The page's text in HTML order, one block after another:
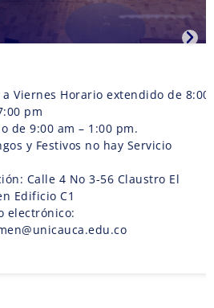
Horario extendido de 8:00
– 1:00 pm.
no hay Servicio
No 3-56 Claustro El